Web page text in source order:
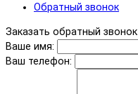
Обратный звонок
Заказать обратный звонок
Ваше имя:
Ваш телефон: